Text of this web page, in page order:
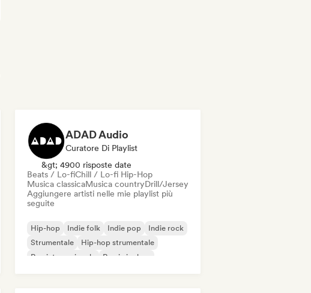
ADAD Audio
Curatore Di Playlist
&gt; 4900 risposte date
Beats / Lo-fiChill / Lo-fi Hip-Hop
Musica classicaMusica countryDrill/Jersey
Aggiungere artisti nelle mie playlist più
seguite
Hip-hop Indie folk Indie pop
Indie rock
Strumentale
Hip-hop strumentale
Rap internazionale
Rap in inglese